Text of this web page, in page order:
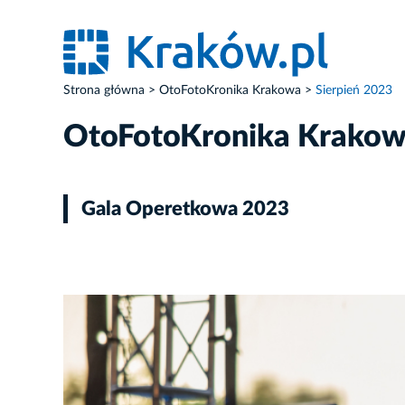
Strona główna OtoFotoKronika Krakowa Sierpień 2023
OtoFotoKronika
Gala Operetkowa 2023